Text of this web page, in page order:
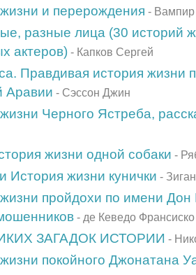
и перерождения -
разные лица (30 историй
актеров) - Капков Сергей
Правдивая история жизни
Аравии - Сэссон Джин
Черного Ястреба,
жизни одной собаки -
История жизни кунички -
пройдохи по имени
- де Кеведо Франсиско
ЗАГАДОК ИСТОРИИ -
покойного Джонатана